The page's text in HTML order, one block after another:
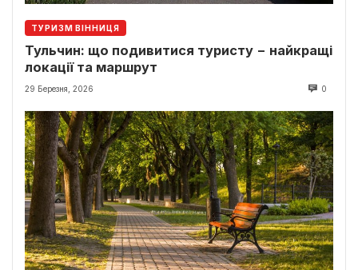
ТУРИЗМ ВІННИЦЯ
Тульчин: що подивитися туристу − найкращі
локації та маршрут
29 Березня, 2026 0